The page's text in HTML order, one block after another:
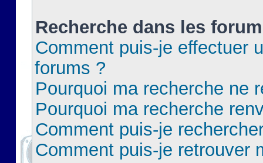
Recherche dans les
Comment puis-je effectuer
forums ?
Pourquoi ma recherche ne
Pourquoi ma recherche
Comment puis-je
Comment puis-je retrouver